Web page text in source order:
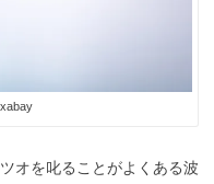
オを叱ることがよくある波